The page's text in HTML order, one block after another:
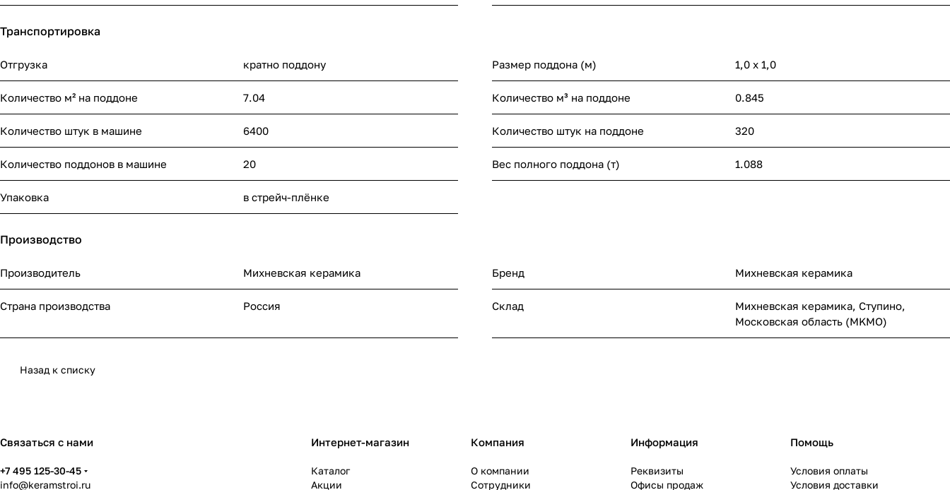
Транспортировка
Отгрузка кратно поддону Размер поддона (м) 1,0 х 1,0
Количество м² на поддоне 7.04 Количество м³ на поддоне 0.845
Количество штук в машине 6400 Количество штук на поддоне 320
Количество поддонов в машине 20 Вес полного поддона (т) 1.088
Упаковка в стрейч-плёнке
Производство
Производитель Михневская керамика Бренд Михневская керамика
Страна производства Россия Склад
Михневская керамика, Ступино,
Московская область (MKMO)
Назад к списку
Связаться с нами
+7 495 125-30-45
info@keramstroi.ru
Интернет-магазин
Каталог
Акции
Компания
О компании
Сотрудники
Информация
Реквизиты
Офисы продаж
Помощь
Условия оплаты
Условия доставки